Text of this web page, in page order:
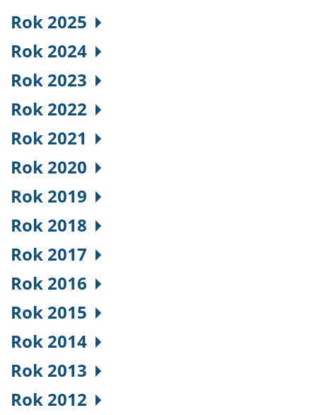
Rok 2025
Rok 2024
Rok 2023
Rok 2022
Rok 2021
Rok 2020
Rok 2019
Rok 2018
Rok 2017
Rok 2016
Rok 2015
Rok 2014
Rok 2013
Rok 2012